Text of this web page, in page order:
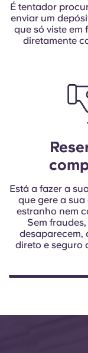
É tentador
enviar um
que só viste em
diretamente
Está a fazer a
que gere a
estranho nem
Sem
desaparecem,
direto e seguro